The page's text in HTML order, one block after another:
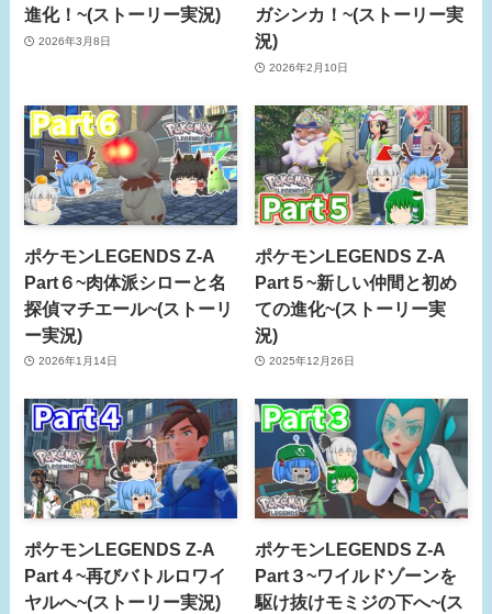
進化！~(ストーリー実況)
2026年3月8日
ガシンカ！~(ストーリー実
況)
2026年2月10日
ポケモンLEGENDS Z-A
Part６~肉体派シローと名
探偵マチエール~(ストーリ
ー実況)
2026年1月14日
ポケモンLEGENDS Z-A
Part５~新しい仲間と初め
ての進化~(ストーリー実
況)
2025年12月26日
ポケモンLEGENDS Z-A
Part４~再びバトルロワイ
ヤルへ~(ストーリー実況)
ポケモンLEGENDS Z-A
Part３~ワイルドゾーンを
駆け抜けモミジの下へ~(ス